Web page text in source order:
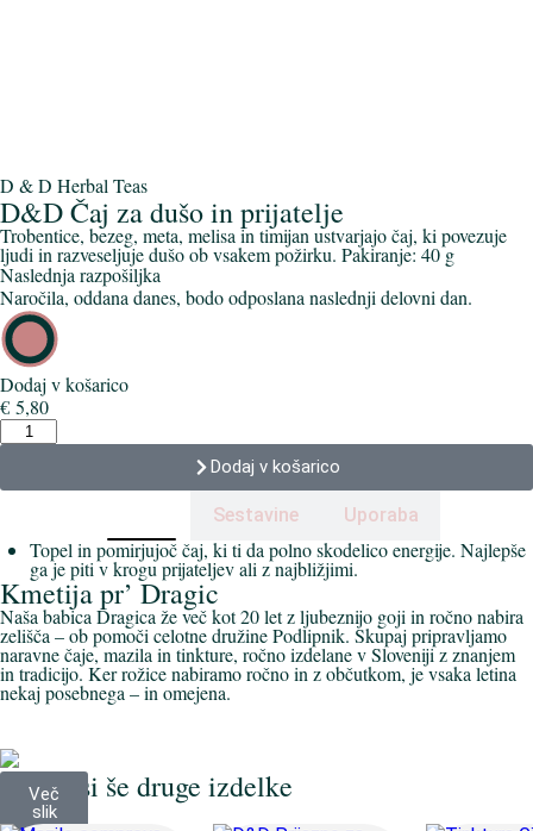
D & D Herbal Teas
D&D Čaj za dušo in prijatelje
Trobentice, bezeg, meta, melisa in timijan ustvarjajo čaj, ki povezuje
ljudi in razveseljuje dušo ob vsakem požirku. Pakiranje: 40 g
Naslednja razpošiljka
Naročila, oddana danes, bodo odposlana naslednji delovni dan.
Dodaj v košarico
€ 5,80
Dodaj v košarico
Sestavine Uporaba
Topel in pomirjujoč čaj, ki ti da polno skodelico energije. Najlepše
ga je piti v krogu prijateljev ali z najbližjimi.
Kmetija pr’ Dragic
Naša babica Dragica že več kot 20 let z ljubeznijo goji in ročno nabira
zelišča – ob pomoči celotne družine Podlipnik. Skupaj pripravljamo
naravne čaje, mazila in tinkture, ročno izdelane v Sloveniji z znanjem
in tradicijo. Ker rožice nabiramo ročno in z občutkom, je vsaka letina
nekaj posebnega – in omejena.
Več
slik
Poglej si še druge izdelke